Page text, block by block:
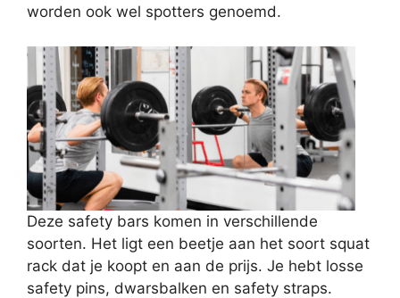
worden ook wel spotters genoemd.
Deze safety bars komen in verschillende
soorten. Het ligt een beetje aan het soort squat
rack dat je koopt en aan de prijs. Je hebt losse
safety pins, dwarsbalken en safety straps.